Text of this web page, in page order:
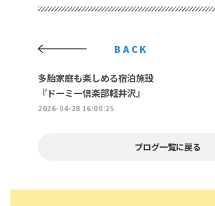
BACK
多胎家庭も楽しめる宿泊施設
『ドーミー倶楽部軽井沢』
2026-04-28 16:00:25
ブログ一覧に戻る